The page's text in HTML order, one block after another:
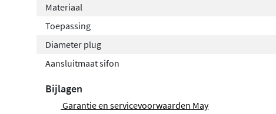
Materiaal
Toepassing
Diameter plug
Aansluitmaat sifon
Bijlagen
Garantie en servicevoorwaarden May